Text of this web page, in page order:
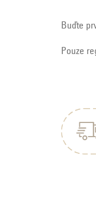
Buďte
Pouze